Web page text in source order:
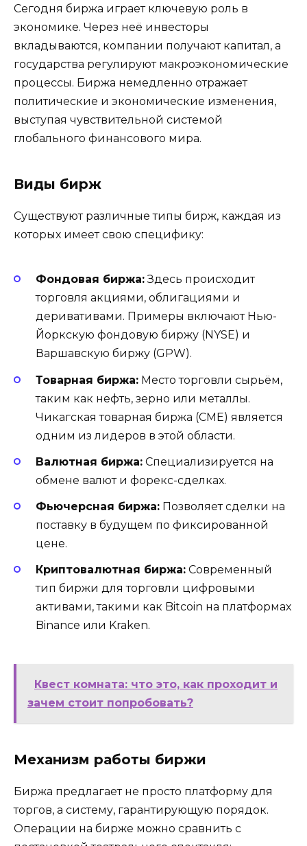
Сегодня биржа играет ключевую роль в
экономике. Через неё инвесторы
вкладываются, компании получают капитал, а
государства регулируют макроэкономические
процессы. Биржа немедленно отражает
политические и экономические изменения,
выступая чувствительной системой
глобального финансового мира.
Виды бирж
Существуют различные типы бирж, каждая из
которых имеет свою специфику:
Фондовая биржа:Здесь происходит
торговля акциями, облигациями и
деривативами. Примеры включают Нью-
Йоркскую фондовую биржу (NYSE) и
Варшавскую биржу (GPW).
Товарная биржа: Место торговли сырьём,
таким как нефть, зерно или металлы.
Чикагская товарная биржа (CME) является
одним из лидеров в этой области.
Валютная биржа: Специализируется на
обмене валют и форекс-сделках.
Фьючерсная биржа: Позволяет сделки на
поставку в будущем по фиксированной
цене.
Криптовалютная биржа: Современный
тип биржи для торговли цифровыми
активами, такими как Bitcoin на платформах
Binance или Kraken.
Квест комната: что это, как проходит и
зачем стоит попробовать?
Механизм работы биржи
Биржа предлагает не просто платформу для
торгов, а систему, гарантирующую порядок.
Операции на бирже можно сравнить с